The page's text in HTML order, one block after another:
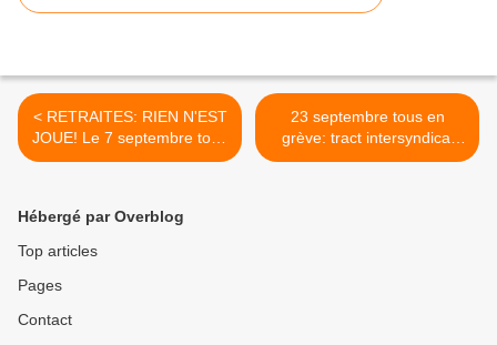
< RETRAITES: RIEN N'EST
JOUE! Le 7 septembre tous
en grève et dans la rue
23 septembre tous en
grève: tract intersyndical
interprofessionnel >
Hébergé par Overblog
Top articles
Pages
Contact